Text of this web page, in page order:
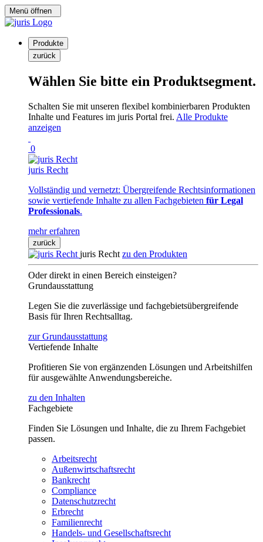
Menü öffnen
Produkte
zurück
Wählen Sie bitte ein Produktsegment.
Schalten Sie mit unseren flexibel kombinierbaren Produkten
Inhalte und Features im juris Portal frei. Alle Produkte
anzeigen
0
juris Recht
Vollständig und vernetzt: Übergreifende Rechtsinformationen
sowie vertiefende Inhalte zu allen Fachgebieten für Legal
Professionals.
mehr erfahren
zurück
juris Recht zu den Produkten
Oder direkt in einen Bereich einsteigen?
Grundausstattung
Legen Sie die zuverlässige und fachgebietsübergreifende
Basis für Ihren Rechtsalltag.
zur Grundausstattung
Vertiefende Inhalte
Profitieren Sie von ergänzenden Lösungen und Arbeitshilfen
für ausgewählte Anwendungsbereiche.
zu den Inhalten
Fachgebiete
Finden Sie Lösungen und Inhalte, die zu Ihrem Fachgebiet
passen.
Arbeitsrecht
Außenwirtschaftsrecht
Bankrecht
Compliance
Datenschutzrecht
Erbrecht
Familienrecht
Handels- und Gesellschaftsrecht